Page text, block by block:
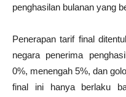
penghasilan bulanan yang
Penerapan tarif final
negara penerima
0%, menengah 5%, dan
final ini hanya berlaku